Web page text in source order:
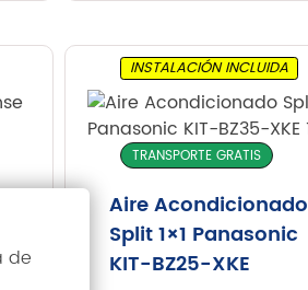
INSTALACIÓN INCLUIDA
TRANSPORTE GRATIS
Aire Acondicionado
Split 1×1 Panasonic
KIT-BZ25-XKE
de